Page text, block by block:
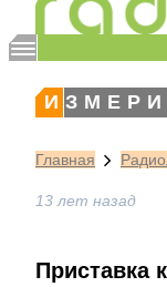
Главная
13 лет назад
Приставка